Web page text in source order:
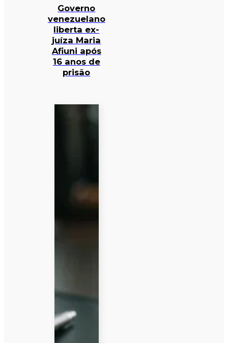
Governo
venezuelano
liberta ex-
juíza Maria
Afiuni após
16 anos de
prisão